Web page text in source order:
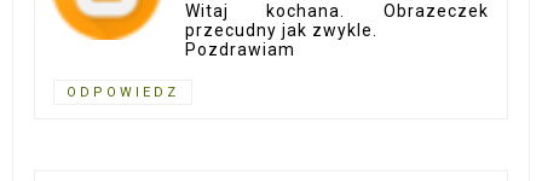
Witaj kochana. Obrazeczek
przecudny jak zwykle.
Pozdrawiam
ODPOWIEDZ